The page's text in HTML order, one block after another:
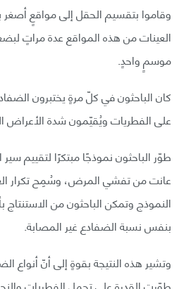
العينات من هذه المواقع عدة مراتٍ
موسمٍ واحدٍ.
كان الباحثون في كلّ مرةٍ يختبرون
على الفطريات ويُقيّمون شدة الأعراض
طوّر الباحثون نموذجًا مبتكرًا لتقييم
عانت من تفشي المرض، وسُمِح تكرار
النموذج وتمكن الباحثون من
بنفس نسبة الضفادع غير المصابة.
وتشير هذه النتيجة بقوةٍ إلى أنّ أنواع
طوّرت القدرة على تحمل الفطريات والنجاة